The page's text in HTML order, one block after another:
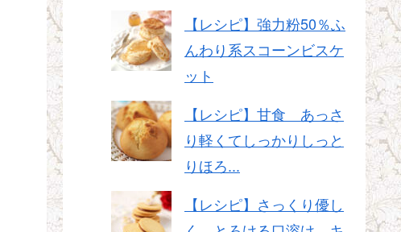
【レシピ】強力粉50％ふ
んわり系スコーンビスケ
ット
【レシピ】甘食 あっさ
り軽くてしっかりしっと
りほろ...
【レシピ】さっくり優し